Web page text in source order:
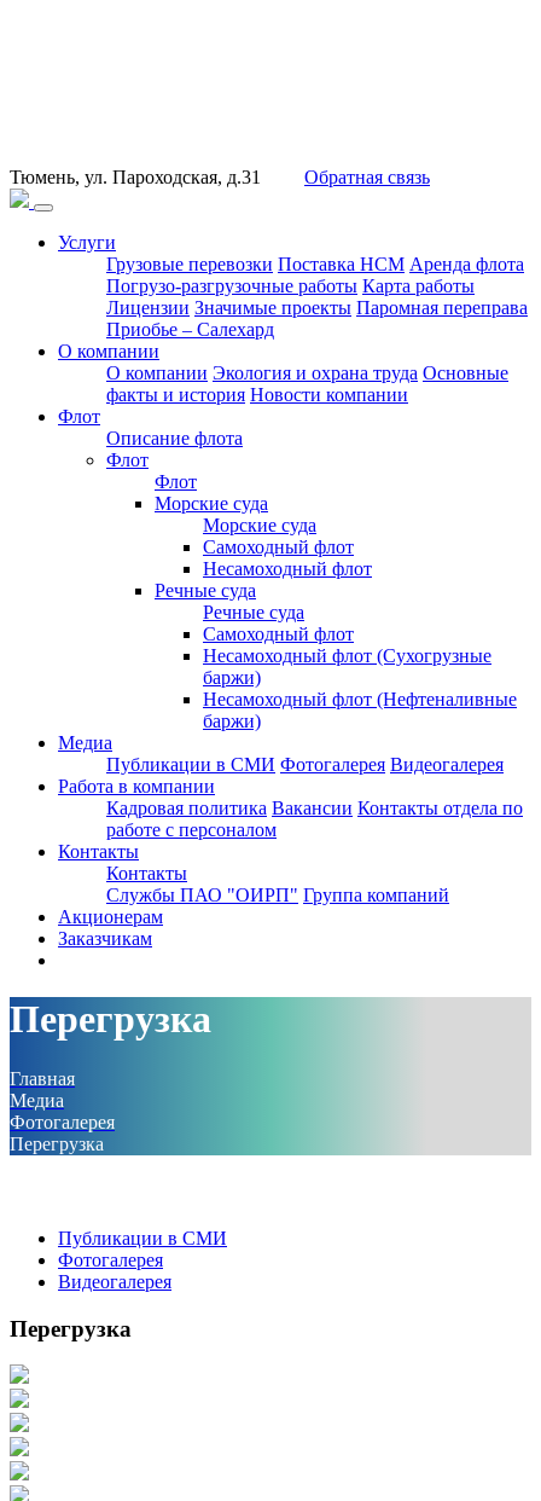
Тюмень, ул. Пароходская, д.31 Обратная связь
Услуги
Грузовые перевозки Поставка НСМ Аренда флота
Погрузо-разгрузочные работы Карта работы
Лицензии Значимые проекты Паромная переправа
Приобье – Салехард
О компании
О компании Экология и охрана труда Основные
факты и история Новости компании
Флот
Описание флота
Флот
Флот
Морские суда
Морские суда
Самоходный флот
Несамоходный флот
Речные суда
Речные суда
Самоходный флот
Несамоходный флот (Сухогрузные
баржи)
Несамоходный флот (Нефтеналивные
баржи)
Медиа
Публикации в СМИ Фотогалерея Видеогалерея
Работа в компании
Кадровая политика Вакансии Контакты отдела по
работе с персоналом
Контакты
Контакты
Службы ПАО "ОИРП" Группа компаний
Акционерам
Заказчикам
Перегрузка
Главная
Медиа
Фотогалерея
Перегрузка
Публикации в СМИ
Фотогалерея
Видеогалерея
Перегрузка